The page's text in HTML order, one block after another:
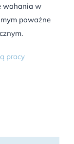
wahania w
poważne
pracy